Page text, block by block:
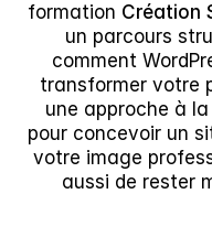
formation Création
un parcours
comment
transformer votre
une approche à
pour concevoir un
votre image
aussi de rester